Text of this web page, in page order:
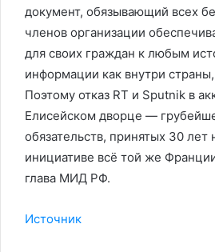
документ, обязывающий всех
членов организации
для своих граждан к любым
информации как внутри
Поэтому отказ RT и Sputnik в
Елисейском дворце —
обязательств, принятых 30 лет
инициативе всё той же
глава МИД РФ.
Источник